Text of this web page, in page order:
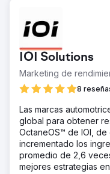
IOI Solutions
Marketing de
8
Las marcas
global para obtener
OctaneOS™ de IOI,
incrementado los
promedio de 2,6
mejores estrategias